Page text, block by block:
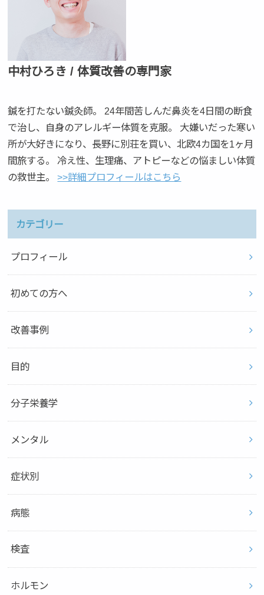
中村ひろき / 体質改善の専門家
鍼を打たない鍼灸師。 24年間苦しんだ鼻炎を4日間の断食
で治し、自身のアレルギー体質を克服。 大嫌いだった寒い
所が大好きになり、長野に別荘を買い、北欧4カ国を1ヶ月
間旅する。 冷え性、生理痛、アトピーなどの悩ましい体質
の救世主。>>詳細プロフィールはこちら
カテゴリー
プロフィール
初めての方へ
改善事例
目的
分子栄養学
メンタル
症状別
病態
検査
ホルモン